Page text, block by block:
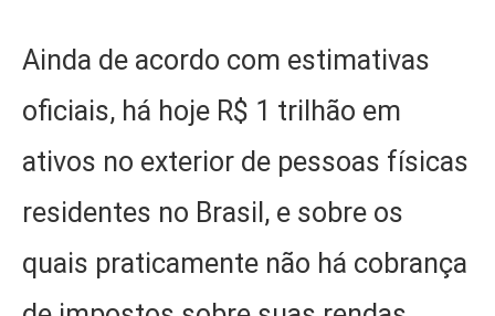
Ainda de acordo com estimativas
oficiais, há hoje R$ 1 trilhão em
ativos no exterior de pessoas físicas
residentes no Brasil, e sobre os
quais praticamente não há cobrança